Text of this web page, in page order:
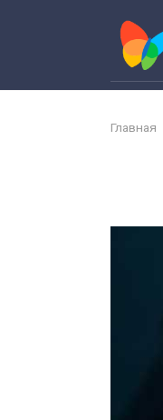
Главная